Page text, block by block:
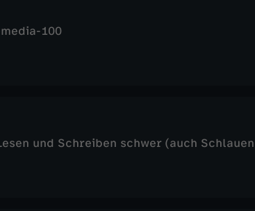
100
und Schreiben schwer (auch